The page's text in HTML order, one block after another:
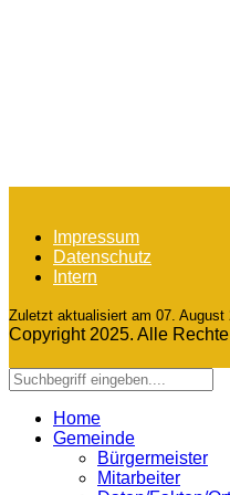
Impressum
Datenschutz
Intern
Zuletzt aktualisiert am 07. August
Copyright 2025. Alle
Home
Gemeinde
Bürgermeister
Mitarbeiter